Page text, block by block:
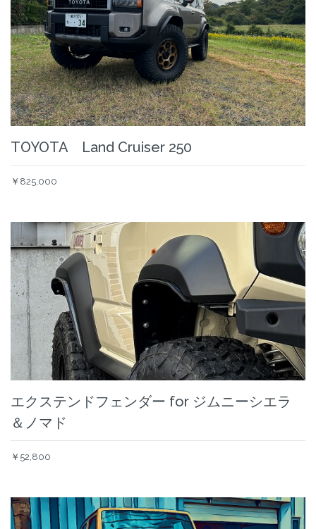
TOYOTA Land Cruiser 250
￥825,000
エクステンドフェンダー for ジムニーシエラ
＆ノマド
￥52,800